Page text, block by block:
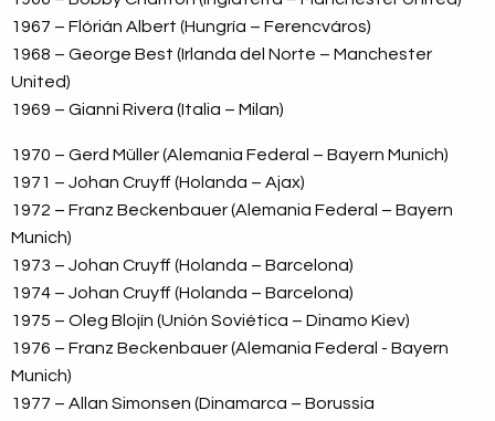
1967 – Flórián Albert (Hungría – Ferencváros)
1968 – George Best (Irlanda del Norte – Manchester
United)
1969 – Gianni Rivera (Italia – Milan)
1970 – Gerd Müller (Alemania Federal – Bayern Munich)
1971 – Johan Cruyff (Holanda – Ajax)
1972 – Franz Beckenbauer (Alemania Federal – Bayern
Munich)
1973 – Johan Cruyff (Holanda – Barcelona)
1974 – Johan Cruyff (Holanda – Barcelona)
1975 – Oleg Blojín (Unión Soviética – Dinamo Kiev)
1976 – Franz Beckenbauer (Alemania Federal - Bayern
Munich)
1977 – Allan Simonsen (Dinamarca – Borussia